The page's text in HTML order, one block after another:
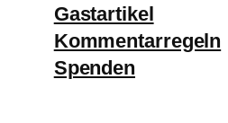
e
n
Gastartikel
Kommentarregeln
Spenden